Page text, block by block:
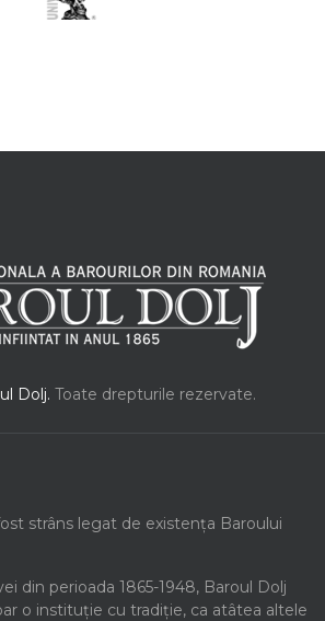
Dolj. Toate drepturile rezervate.
strâns legat de existența Baroului
din perioada 1865-1948, Baroul Dolj
o instituție cu tradiție, ca atâtea altele